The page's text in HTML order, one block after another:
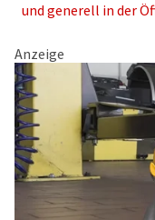
und generell in der
Anzeige